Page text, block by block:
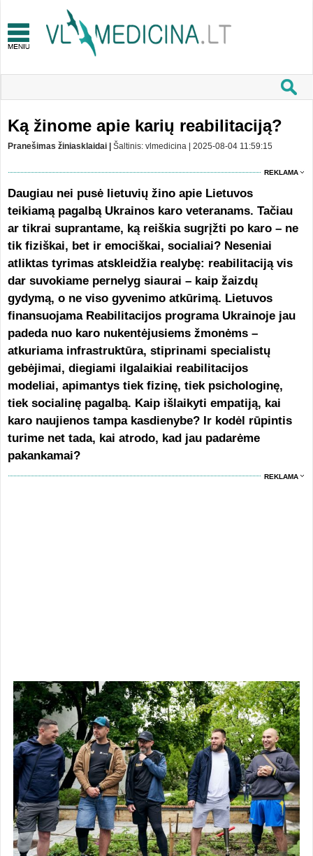
Ką žinome apie karių reabilitaciją?
Pranešimas žiniasklaidai | Šaltinis: vlmedicina | 2025-08-04 11:59:15
REKLAMA
Daugiau nei pusė lietuvių žino apie Lietuvos
teikiamą pagalbą Ukrainos karo veteranams. Tačiau
ar tikrai suprantame, ką reiškia sugrįžti po karo – ne
tik fiziškai, bet ir emociškai, socialiai? Neseniai
atliktas tyrimas atskleidžia realybę: reabilitaciją vis
dar suvokiame pernelyg siaurai – kaip žaizdų
gydymą, o ne viso gyvenimo atkūrimą. Lietuvos
finansuojama Reabilitacijos programa Ukrainoje jau
padeda nuo karo nukentėjusiems žmonėms –
atkuriama infrastruktūra, stiprinami specialistų
gebėjimai, diegiami ilgalaikiai reabilitacijos
modeliai, apimantys tiek fizinę, tiek psichologinę,
tiek socialinę pagalbą. Kaip išlaikyti empatiją, kai
karo naujienos tampa kasdienybe? Ir kodėl rūpintis
turime net tada, kai atrodo, kad jau padarėme
pakankamai?
REKLAMA